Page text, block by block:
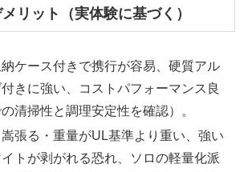
リット（実体験に基づく）
納ケース付きで携行が容易、硬質アル
きに強い、コストパフォーマンス良
清掃性と調理安定性を確認）。
張る・重量がUL基準より重い、強い
トが剥がれる恐れ、ソロの軽量化派